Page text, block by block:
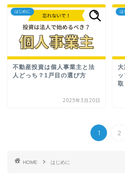
はじめに
不動産投資は個人事業主と法
人どっち？1戸目の選び方
2025年3月20日
は
取
1 2
HOME はじめに